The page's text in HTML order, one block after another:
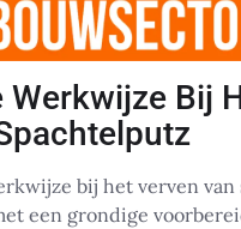
Werkwijze Bij
bij het verven
een grondige